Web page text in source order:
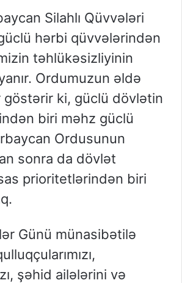
Silahlı Qüvvələri
hərbi qüvvələrindən
təhlükəsizliyinin
Ordumuzun əldə
göstərir ki, güclü dövlətin
biri məhz güclü
Ordusunun
sonra da dövlət
prioritetlərindən biri
Günü münasibətilə
şəhid ailələrini və